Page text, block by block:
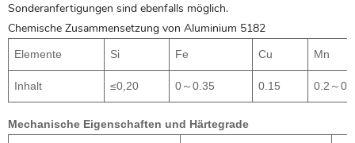
Sonderanfertigungen sind ebenfalls möglich.
Chemische Zusammensetzung von Aluminium 5182
Elemente Si Fe Cu Mn
Inhalt ≤0,20 0～0.35 0.15 0.2～
Mechanische Eigenschaften und Härtegrade